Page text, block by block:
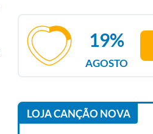
AGOSTO
19%
LOJA CANÇÃO NOVA